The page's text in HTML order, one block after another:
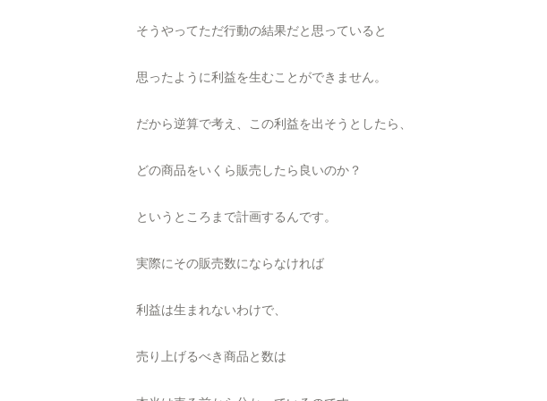
そうやってただ行動の結果だと思っていると
思ったように利益を生むことができません。
だから逆算で考え、この利益を出そうとしたら、
どの商品をいくら販売したら良いのか？
というところまで計画するんです。
実際にその販売数にならなければ
利益は生まれないわけで、
売り上げるべき商品と数は